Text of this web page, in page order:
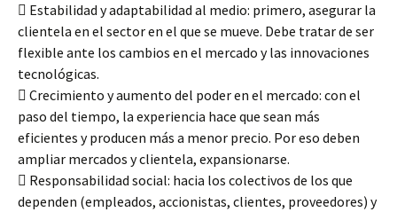
 Estabilidad y adaptabilidad al medio: primero, asegurar la
clientela en el sector en el que se mueve. Debe tratar de ser
flexible ante los cambios en el mercado y las innovaciones
tecnológicas.
 Crecimiento y aumento del poder en el mercado: con el
paso del tiempo, la experiencia hace que sean más
eficientes y producen más a menor precio. Por eso deben
ampliar mercados y clientela, expansionarse.
 Responsabilidad social: hacia los colectivos de los que
dependen (empleados, accionistas, clientes, proveedores) y